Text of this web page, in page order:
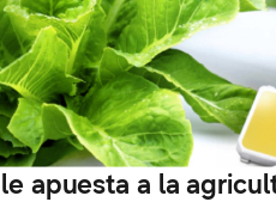
apuesta a la